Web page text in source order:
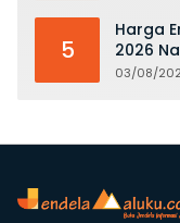
5
Harga
2026
Juta
03/08/